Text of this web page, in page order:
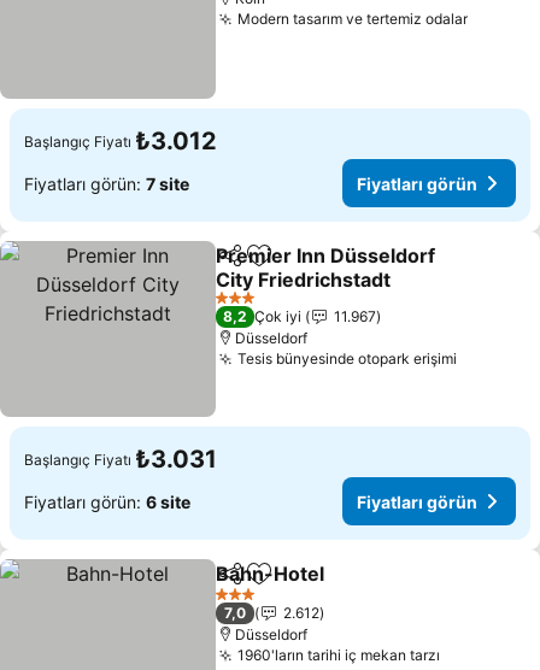
Modern tasarım ve tertemiz odalar
Başlangıç Fiyatı ₺3.012
Fiyatları görün: 7 site Fiyatları görün
PaylaşFavorilerime ekle
Premier Inn Düsseldorf
City Friedrichstadt
Fiyatları görün
3 Yıldız
8,2 Çok iyi
11.967
Düsseldorf
Tesis bünyesinde otopark erişimi
Başlangıç Fiyatı ₺3.031
Fiyatları görün: 6 site Fiyatları görün
PaylaşFavorilerime ekle
Bahn-Hotel
3 Yıldız
7,0
2.612
Düsseldorf
1960'ların tarihi iç mekan tarzı